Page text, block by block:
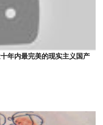
年内最完美的现实主义国产